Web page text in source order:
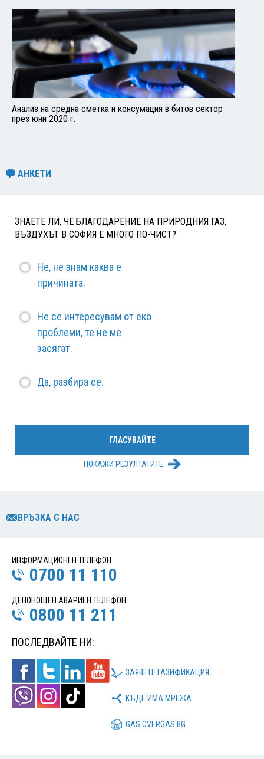
Анализ на средна сметка и консумация в битов сектор
през юни 2020 г.
АНКЕТИ
ЗНАЕТЕ ЛИ, ЧЕ БЛАГОДАРЕНИЕ НА ПРИРОДНИЯ ГАЗ,
ВЪЗДУХЪТ В СОФИЯ Е МНОГО ПО-ЧИСТ?
Не, не знам каква е
причината.
Не се интересувам от еко
проблеми, те не ме
засягат.
Да, разбира се.
ПОКАЖИ РЕЗУЛТАТИТЕ
ВРЪЗКА С НАС
ИНФОРМАЦИОНЕН ТЕЛЕФОН
0700 11 110
ДЕНОНОЩЕН АВАРИЕН ТЕЛЕФОН
0800 11 211
ПОСЛЕДВАЙТЕ НИ:
ЗАЯВЕТЕ ГАЗИФИКАЦИЯ
КЪДЕ ИМА МРЕЖА
GAS.OVERGAS.BG